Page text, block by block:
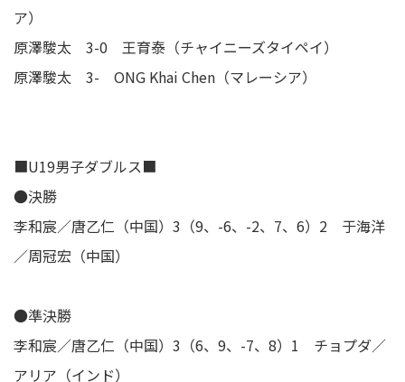
ア）
原澤駿太 3-0 王育泰（チャイニーズタイペイ）
原澤駿太 3- ONG Khai Chen（マレーシア）
■U19男子ダブルス■
●決勝
李和宸／唐乙仁（中国）3（9、-6、-2、7、6）2 于海洋
／周冠宏（中国）
●準決勝
李和宸／唐乙仁（中国）3（6、9、-7、8）1 チョプダ／
アリア（インド）